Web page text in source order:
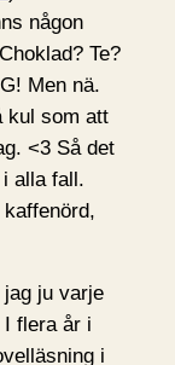
någon
Te?
Men nä.
kul som att
<3 Så det
alla fall.
ju varje
flera år i
i